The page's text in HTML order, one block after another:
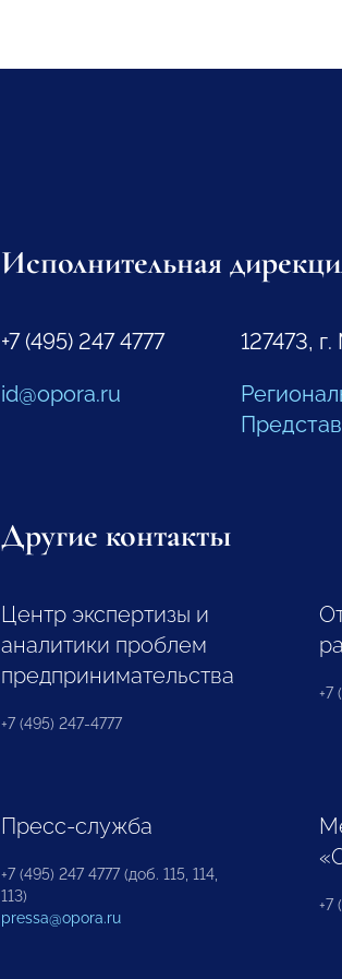
Исполнительная
+7 (495) 247 4777
id@opora.ru
127473,
Другие контакты
Центр экспертизы и
аналитики проблем
предпринимательства
+7 (495) 247-4777
+7
Пресс-служба
+7 (495) 247 4777 (доб. 115, 114,
113)
pressa@opora.ru
+7